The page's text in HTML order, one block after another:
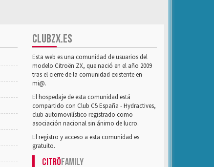
CLUBZX.ES
Esta web es una comunidad de usuarios del
modelo Citroën ZX, que nació en el año 2009
tras el cierre de la comunidad existente en
mi@.
El hospedaje de esta comunidad está
compartido con Club C5 España - Hydractives,
club automovilístico registrado como
asociación nacional sin ánimo de lucro.
El registro y acceso a esta comunidad es
gratuito.
CitröFamily